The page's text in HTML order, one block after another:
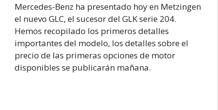
Mercedes-Benz ha presentado hoy en Metzingen
el nuevo GLC, el sucesor del GLK serie 204.
Hemos recopilado los primeros detalles
importantes del modelo, los detalles sobre el
precio de las primeras opciones de motor
disponibles se publicarán mañana.